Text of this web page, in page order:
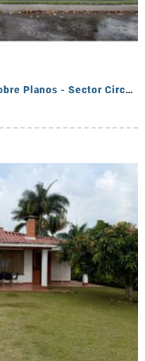
Se Venden Casas Campestres Sobre Planos - Sector Circasia